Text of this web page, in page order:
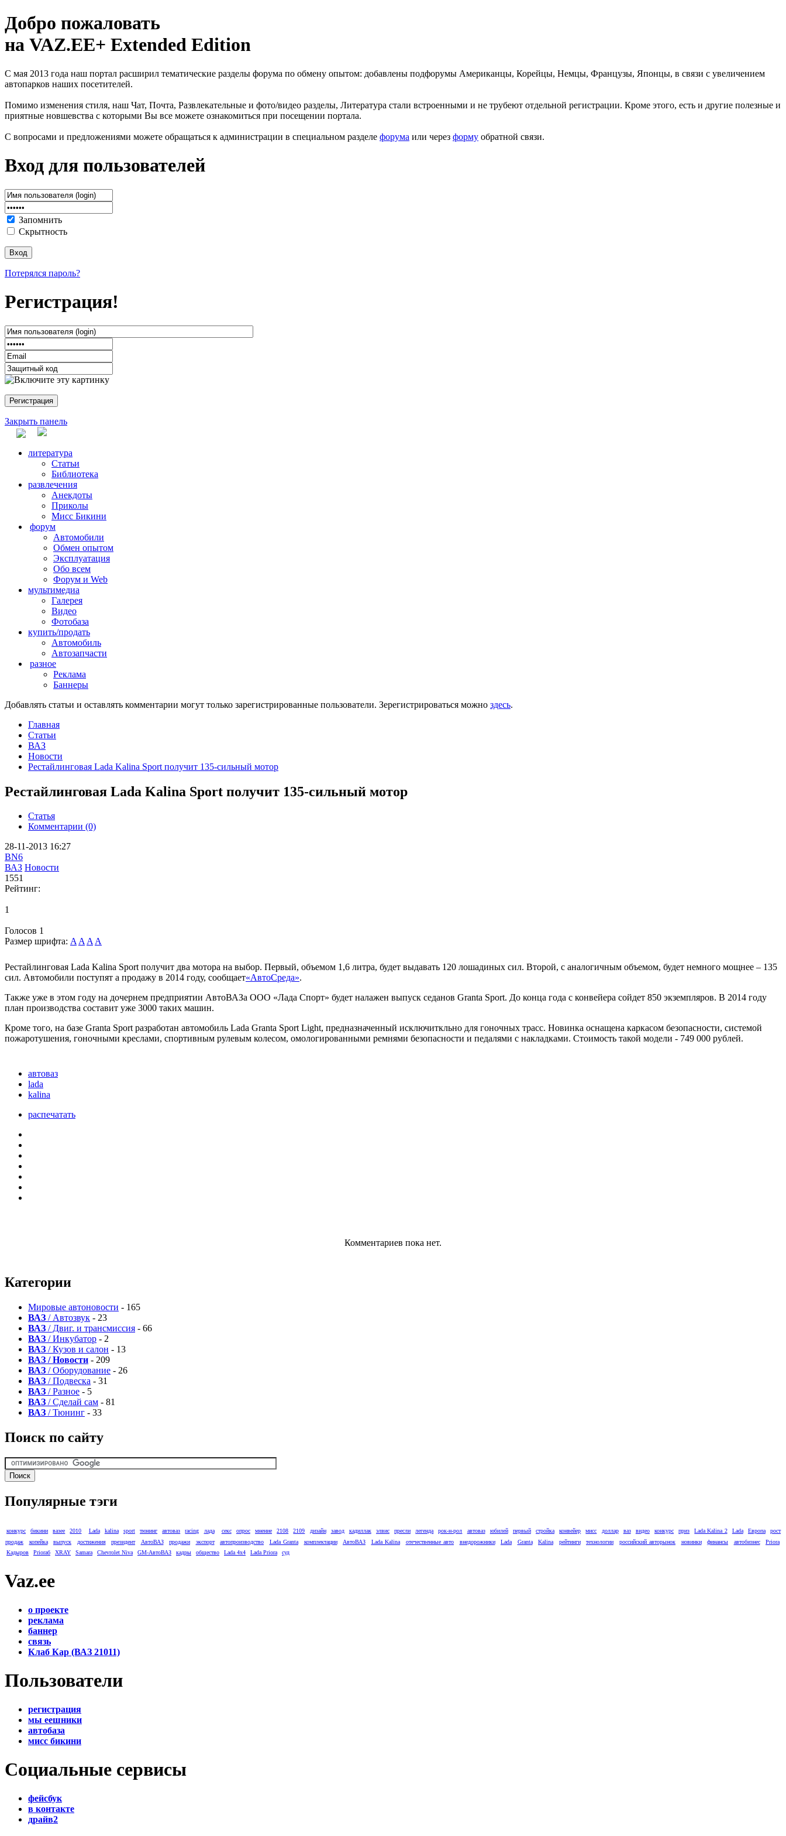
Добро пожаловать
на VAZ.EE+ Extended Edition
С мая 2013 года наш портал расширил тематические разделы форума по обмену опытом: добавлены подфорумы Американцы, Корейцы, Немцы, Французы, Японцы, в связи с увеличением
автопарков наших посетителей.
Помимо изменения стиля, наш Чат, Почта, Развлекательные и фото/видео разделы, Литература стали встроенными и не трубеют отдельной регистрации. Кроме этого, есть и другие полезные и
приятные новшевства с которыми Вы все можете ознакомиться при посещении портала.
С вопросами и предложениями можете обращаться к администрации в специальном разделе форума или через форму обратной связи.
Вход для пользователей
Запомнить
Скрытность
Потерялся пароль?
Регистрация!
Закрыть панель
литература
Статьи
Библиотека
развлечения
Анекдоты
Приколы
Мисс Бикини
форум
Автомобили
Обмен опытом
Эксплуатация
Обо всем
Форум и Web
мультимедиа
Галерея
Видео
Фотобаза
купить/продать
Автомобиль
Автозапчасти
разное
Реклама
Баннеры
Добавлять статьи и оставлять комментарии могут только зарегистрированные пользователи. Зерегистрироваться можно здесь.
Главная
Статьи
ВАЗ
Новости
Рестайлинговая Lada Kalina Sport получит 135-сильный мотор
Рестайлинговая Lada Kalina Sport получит 135-сильный мотор
Статья
Комментарии (0)
28-11-2013 16:27
BN6
ВАЗ Новости
1551
Рейтинг:
1
Голосов 1
Размер шрифта: AAAA
Рестайлинговая Lada Kalina Sport получит два мотора на выбор. Первый, объемом 1,6 литра, будет выдавать 120 лошадиных сил. Второй, с аналогичным объемом, будет немного мощнее – 135
сил. Автомобили поступят а продажу в 2014 году, сообщает«АвтоСреда».
Также уже в этом году на дочернем предприятии АвтоВАЗа ООО «Лада Спорт» будет налажен выпуск седанов Granta Sport. До конца года с конвейера сойдет 850 экземпляров. В 2014 году
план производства составит уже 3000 таких машин.
Кроме того, на базе Granta Sport разработан автомобиль Lada Granta Sport Light, предназначенный исключиткльно для гоночных трасс. Новинка оснащена каркасом безопасности, системой
пожаротушения, гоночными креслами, спортивным рулевым колесом, омологированными ремнями безопасности и педалями с накладками. Стоимость такой модели - 749 000 рублей.
автоваз
lada
kalina
распечатать
Комментариев пока нет.
Категории
Мировые автоновости - 165
ВАЗ / Автозвук - 23
ВАЗ / Двиг. и трансмиссия - 66
ВАЗ / Инкубатор - 2
ВАЗ / Кузов и салон - 13
ВАЗ / Новости - 209
ВАЗ / Оборудование - 26
ВАЗ / Подвеска - 31
ВАЗ / Разное - 5
ВАЗ / Сделай сам - 81
ВАЗ / Тюнинг - 33
Поиск по сайту
Популярные тэги
конкурс бикини вазее 2010 Lada kalina sport тюнинг автоваз racing лада секс опрос мнение 2108 2109 дизайн завод кадиллак элвис пресли легенда рок-н-рол автоваз юбилей первый стройка конвейер мисс доллар ваз видео конкурс приз Lada Kalina 2 Lada Европа
рост
продаж
копейка выпуск достижения президент АвтоВАЗ продажи экспорт автопроизводство Lada Granta комплектации АвтоВАЗ Lada Kalina отечественные авто внедорожники Lada Granta Kalina рейтинги технологии российский авторынок новинки финансы автобизнес
Priora
Кадыров
Prioraб XRAY Samara Chevrolet Niva GM-АвтоВАЗ кадры общество Lada 4x4 Lada Priora суд
Vaz.ee
о проекте
реклама
баннер
связь
Клаб Кар (ВАЗ 21011)
Пользователи
регистрация
мы еешники
автобаза
мисс бикини
Социальные сервисы
фейсбук
в контакте
драйв2